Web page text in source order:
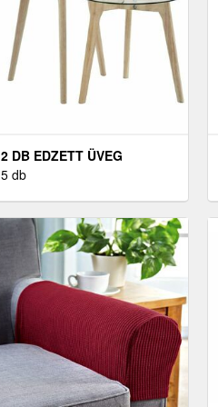
2 DB EDZETT ÜVEG
KISASZTAL
5 db